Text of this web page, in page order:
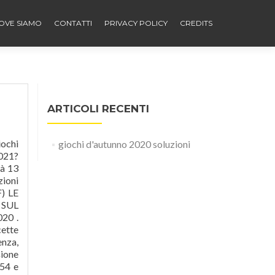
SIAMO CONTATTI PRIVACY POLICY CREDITS
numero mancante è 21. Lâultimo risultato è 9,1 . Lâultimo ad arrivare è Angelo che arriva alle 17.04 . Unâoperazione crittata Il cerchietto scuro vale 6. 1) MARATONA DI MATHTOWN . GIOCHI D'AUTUNNO. I "Giochi d'Autunno", la cui prima edizione risale al 2001, consistono in una serie di giochi matematici che gli studenti devono risol
ARTICOLI RECENTI
giochi d'autunno 2020 soluzioni